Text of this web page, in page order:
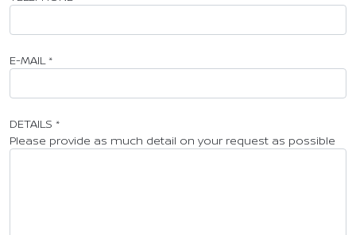
E-MAIL*
DETAILS *
Please provide as much detail on your request as possible